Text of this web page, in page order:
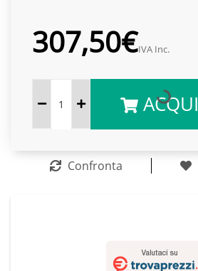
307,50€IVA Inc.
Confronta